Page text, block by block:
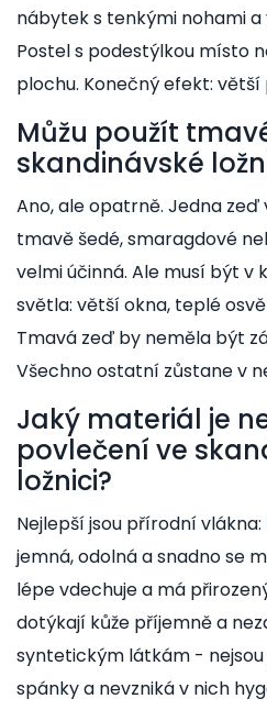
nábytek s tenkými nohami
Postel s podestýlkou místo
plochu. Konečný efekt:
Můžu použít
skandinávské
Ano, ale opatrně. Jedna
tmavě šedé, smaragdové
velmi účinná. Ale musí být v
světla: větší okna, teplé
Tmavá zeď by neměla být
Všechno ostatní zůstane v
Jaký materiál je
povlečení ve
ložnici?
Nejlepší jsou přírodní
jemná, odolná a snadno se
lépe vdechuje a má
dotýkají kůže příjemně a
syntetickým látkám -
spánky a nevzniká v nich